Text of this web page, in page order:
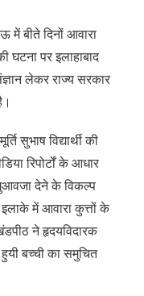
में बीते दिनों आवारा
घटना पर इलाहाबाद
लेकर राज्य सरकार
सुभाष विद्यार्थी की
रिपोर्टों के आधार
देने के विकल्प
में आवारा कुत्तों के
ने हृदयविदारक
बच्ची का समुचित